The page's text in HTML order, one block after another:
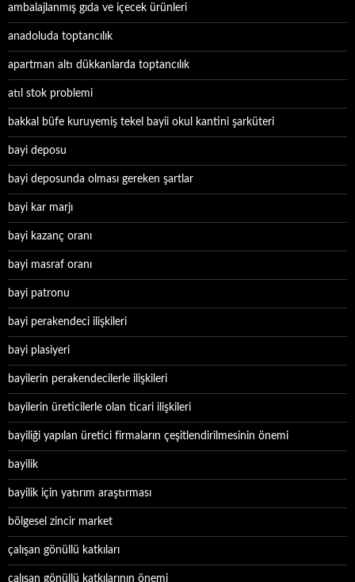
ambalajlanmış gıda ve içecek ürünleri
anadoluda toptancılık
apartman altı dükkanlarda toptancılık
atıl stok problemi
bakkal büfe kuruyemiş tekel bayii okul kantini şarküteri
bayi deposu
bayi deposunda olması gereken şartlar
bayi kar marjı
bayi kazanç oranı
bayi masraf oranı
bayi patronu
bayi perakendeci ilişkileri
bayi plasiyeri
bayilerin perakendecilerle ilişkileri
bayilerin üreticilerle olan ticari ilişkileri
bayiliği yapılan üretici firmaların çeşitlendirilmesinin önemi
bayilik
bayilik için yatırım araştırması
bölgesel zincir market
çalışan gönüllü katkıları
çalışan gönüllü katkılarının önemi